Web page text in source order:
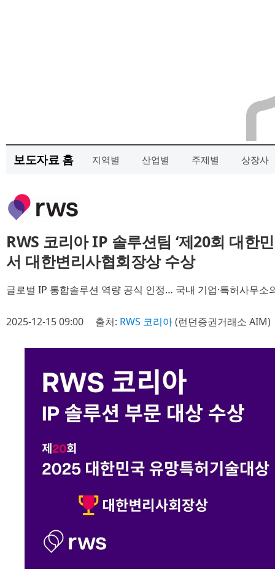
보도자료 홈 지역별 산업별 주제별 상장사
RWS 코리아 IP 솔루션팀 ‘제20회 대한
서 대한변리사협회장상 수상
글로벌 IP 통합솔루션 역량 공식 인정… 국내 기업·특허사무소
2025-12-15 09:00 출처: RWS 코리아(런던증권거래소 AIM)